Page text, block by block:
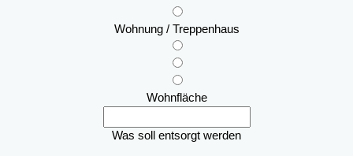
Wohnung / Treppenhaus
Wohnfläche
Was soll entsorgt werden